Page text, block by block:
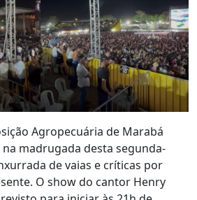
Agropecuária de Marabá
madrugada desta segunda-
de vaias e críticas por
O show do cantor Henry